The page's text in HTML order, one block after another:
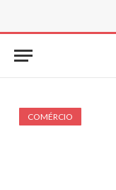
COMÉRCIO